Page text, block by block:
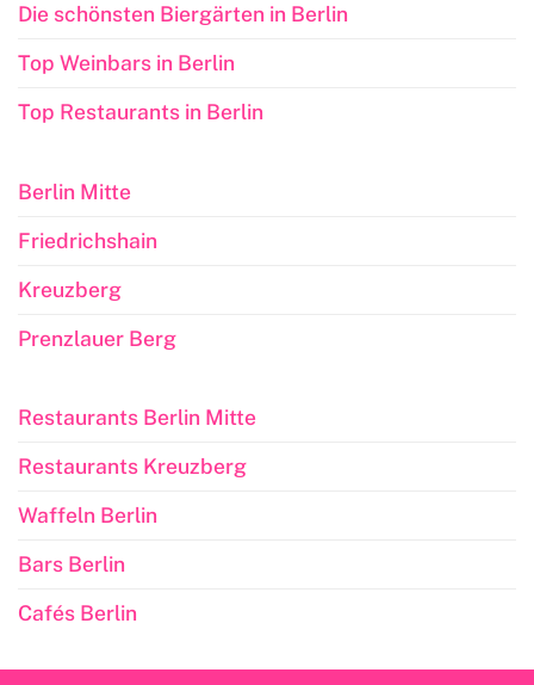
Die schönsten Biergärten in Berlin
Top Weinbars in Berlin
Top Restaurants in Berlin
Berlin Mitte
Friedrichshain
Kreuzberg
Prenzlauer Berg
Restaurants Berlin Mitte
Restaurants Kreuzberg
Waffeln Berlin
Bars Berlin
Cafés Berlin